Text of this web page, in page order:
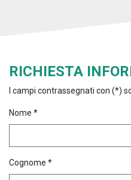
RICHIESTA
I campi contrassegnati con (*)
Nome *
Cognome *